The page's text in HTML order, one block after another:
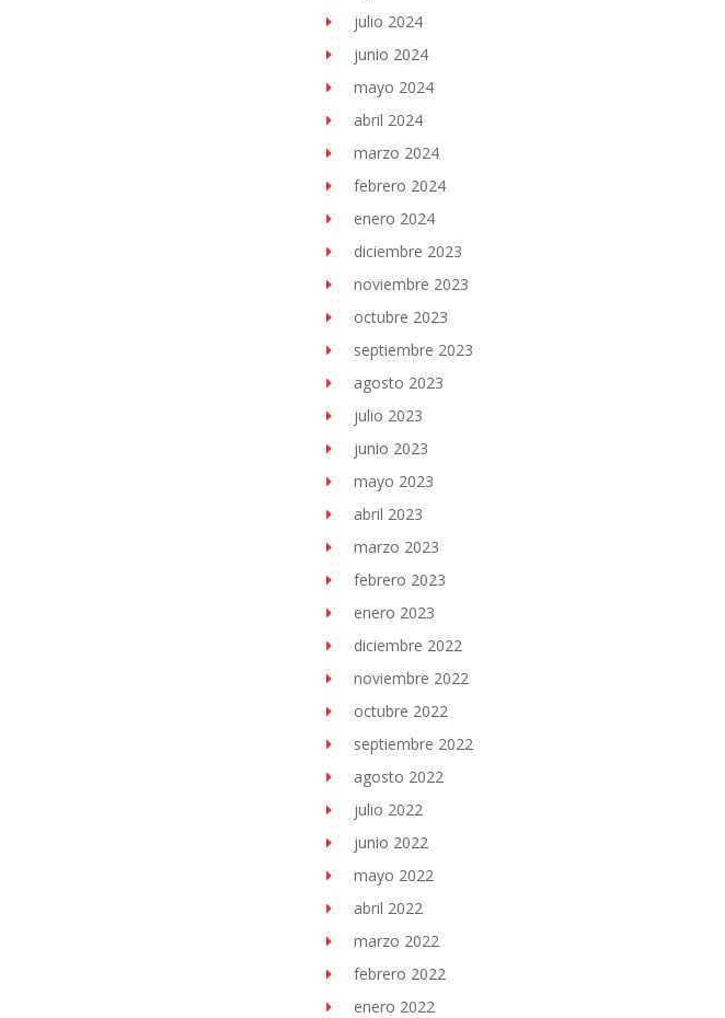
julio 2024
junio 2024
mayo 2024
abril 2024
marzo 2024
febrero 2024
enero 2024
diciembre 2023
noviembre 2023
octubre 2023
septiembre 2023
agosto 2023
julio 2023
junio 2023
mayo 2023
abril 2023
marzo 2023
febrero 2023
enero 2023
diciembre 2022
noviembre 2022
octubre 2022
septiembre 2022
agosto 2022
julio 2022
junio 2022
mayo 2022
abril 2022
marzo 2022
febrero 2022
enero 2022